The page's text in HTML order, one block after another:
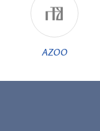
AZOO